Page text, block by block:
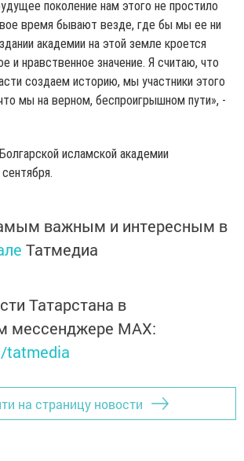
поколение нам этого не простило
время бывают везде, где бы мы ее ни
академии на этой земле кроется
и нравственное значение. Я считаю, что
создаем историю, мы участники этого
мы на верном, беспроигрышном пути», -
исламской академии
важным и интересным в
Татмедиа
Татарстана в
мессенджере MАХ:
tatmedia
на страницу новости